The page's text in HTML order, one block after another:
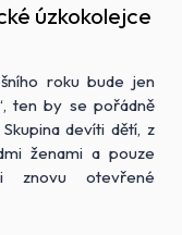
úzkokolejce
roku bude jen
ten by se pořádně
devíti dětí, z
ženami a pouze
znovu otevřené